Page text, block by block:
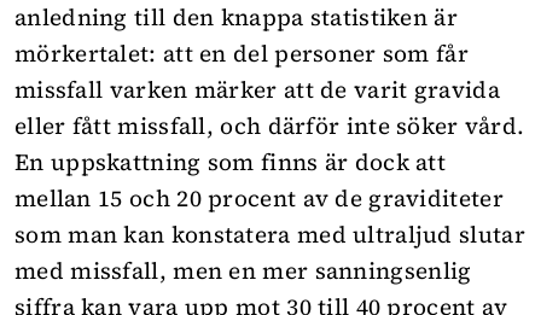
anledning till den knappa statistiken är
mörkertalet: att en del personer som får
missfall varken märker att de varit gravida
eller fått missfall, och därför inte söker vård.
En uppskattning som finns är dock att
mellan 15 och 20 procent av de graviditeter
som man kan konstatera med ultraljud slutar
medmissfall, men en mer sanningsenlig
siffra kan vara upp mot 30 till 40 procent av